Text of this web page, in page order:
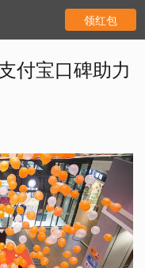
领红包
付宝口碑助力